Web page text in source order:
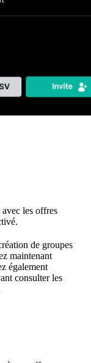
les offres
de groupes
maintenant
également
consulter les